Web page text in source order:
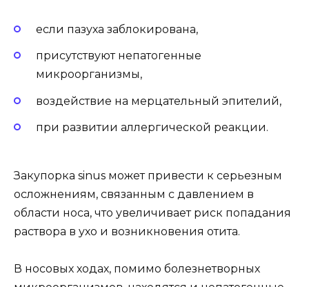
если пазуха заблокирована,
присутствуют непатогенные
микроорганизмы,
воздействие на мерцательный эпителий,
при развитии аллергической реакции.
Закупорка sinus может привести к серьезным
осложнениям, связанным с давлением в
области носа, что увеличивает риск попадания
раствора в ухо и возникновения отита.
В носовых ходах, помимо болезнетворных